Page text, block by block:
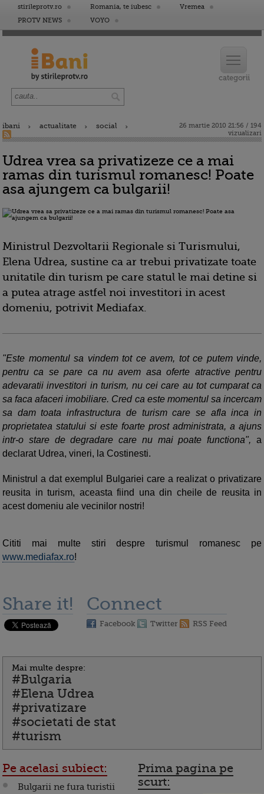
stirileprotv.ro Romania, te iubesc
Vremea
PROTV NEWS
VOYO
ibani actualitate social
26 martie 2010 21:56 / 194
vizualizari
Udrea vrea sa privatizeze ce a mai
ramas din turismul romanesc! Poate
asa ajungem ca bulgarii!
Ministrul Dezvoltarii Regionale si Turismului,
Elena Udrea, sustine ca ar trebui privatizate toate
unitatile din turism pe care statul le mai detine si
a putea atrage astfel noi investitori in acest
domeniu, potrivit Mediafax.
"Este momentul sa vindem tot ce avem, tot ce putem vinde,
pentru ca se pare ca nu avem asa oferte atractive pentru
adevaratii investitori in turism, nu cei care au tot cumparat ca
sa faca afaceri imobiliare. Cred ca este momentul sa incercam
sa dam toata infrastructura de turism care se afla inca in
proprietatea statului si este foarte prost administrata, a ajuns
intr-o stare de degradare care nu mai poate functiona", a
declarat Udrea, vineri, la Costinesti.
Ministrul a dat exemplul Bulgariei care a realizat o privatizare
reusita in turism, aceasta fiind una din cheile de reusita in
acest domeniu ale vecinilor nostri!
Cititi mai multe stiri despre turismul romanesc pe
www.mediafax.ro!
Share it! Connect
Facebook Twitter RSS Feed
Mai multe despre:
#Bulgaria
#Elena Udrea
#privatizare
#societati de stat
#turism
Pe acelasi subiect:
Bulgarii ne fura turistii
Prima pagina pe
scurt: